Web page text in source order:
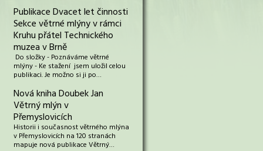
Publikace Dvacet let činnosti
Sekce větrné mlýny v rámci
Kruhu přátel Technického
muzea v Brně
Do složky - Poznáváme větrné
mlýny - Ke stažení jsem uložil celou
publikaci. Je možno si ji po…
Nová kniha Doubek Jan
Větrný mlýn v
Přemyslovicích
Historii i současnost větrného mlýna
v Přemyslovicích na 120 stranách
mapuje nová publikace Větrný…